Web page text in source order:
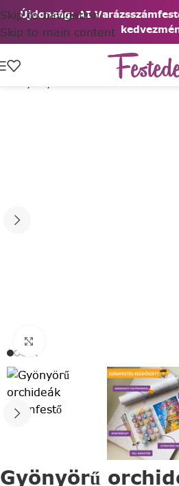
Újdonság: AI
Skip to navigation
Skip to main content
Gyönyörű